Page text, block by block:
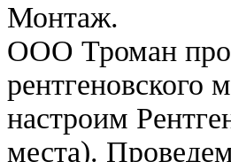
Монтаж.
ООО Троман
рентгеновского
настроим
места).